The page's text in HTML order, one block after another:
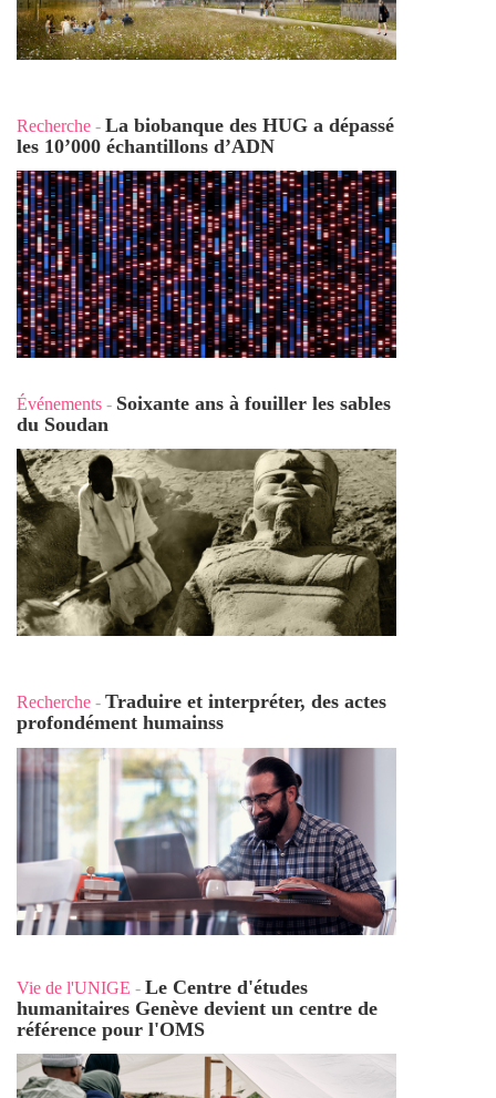
Recherche - La biobanque des HUG a dépassé
les 10’000 échantillons d’ADN
Événements - Soixante ans à fouiller les sables
du Soudan
Recherche - Traduire et interpréter, des actes
profondément humainss
Vie de l'UNIGE - Le Centre d'études
humanitaires Genève devient un centre de
référence pour l'OMS